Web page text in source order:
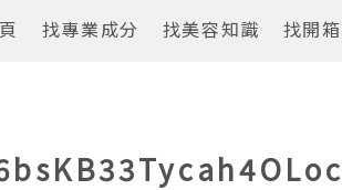
找專業成分 找美容知識 找開